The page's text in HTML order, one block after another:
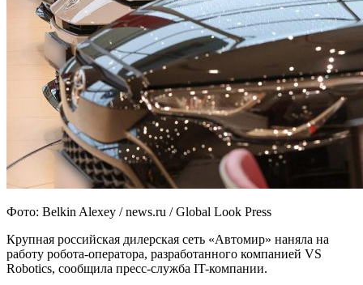
Фото: Belkin Alexey / news.ru / Global Look Press
Крупная российская дилерская сеть «Автомир» наняла на
работу робота-оператора, разработанного компанией VS
Robotics, сообщила пресс-служба IT-компании.